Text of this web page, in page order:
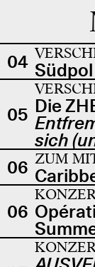
04
05 Die
sich
06 ZUM
06